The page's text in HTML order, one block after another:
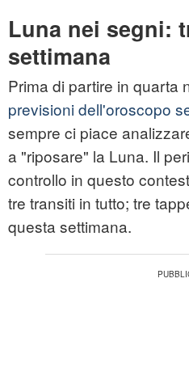
Luna nei segni:
settimana
Prima di partire in quarta
previsioni dell'oroscopo
sempre ci piace
a "riposare" la Luna. Il
controllo in questo
tre transiti in tutto; tre
questa settimana.